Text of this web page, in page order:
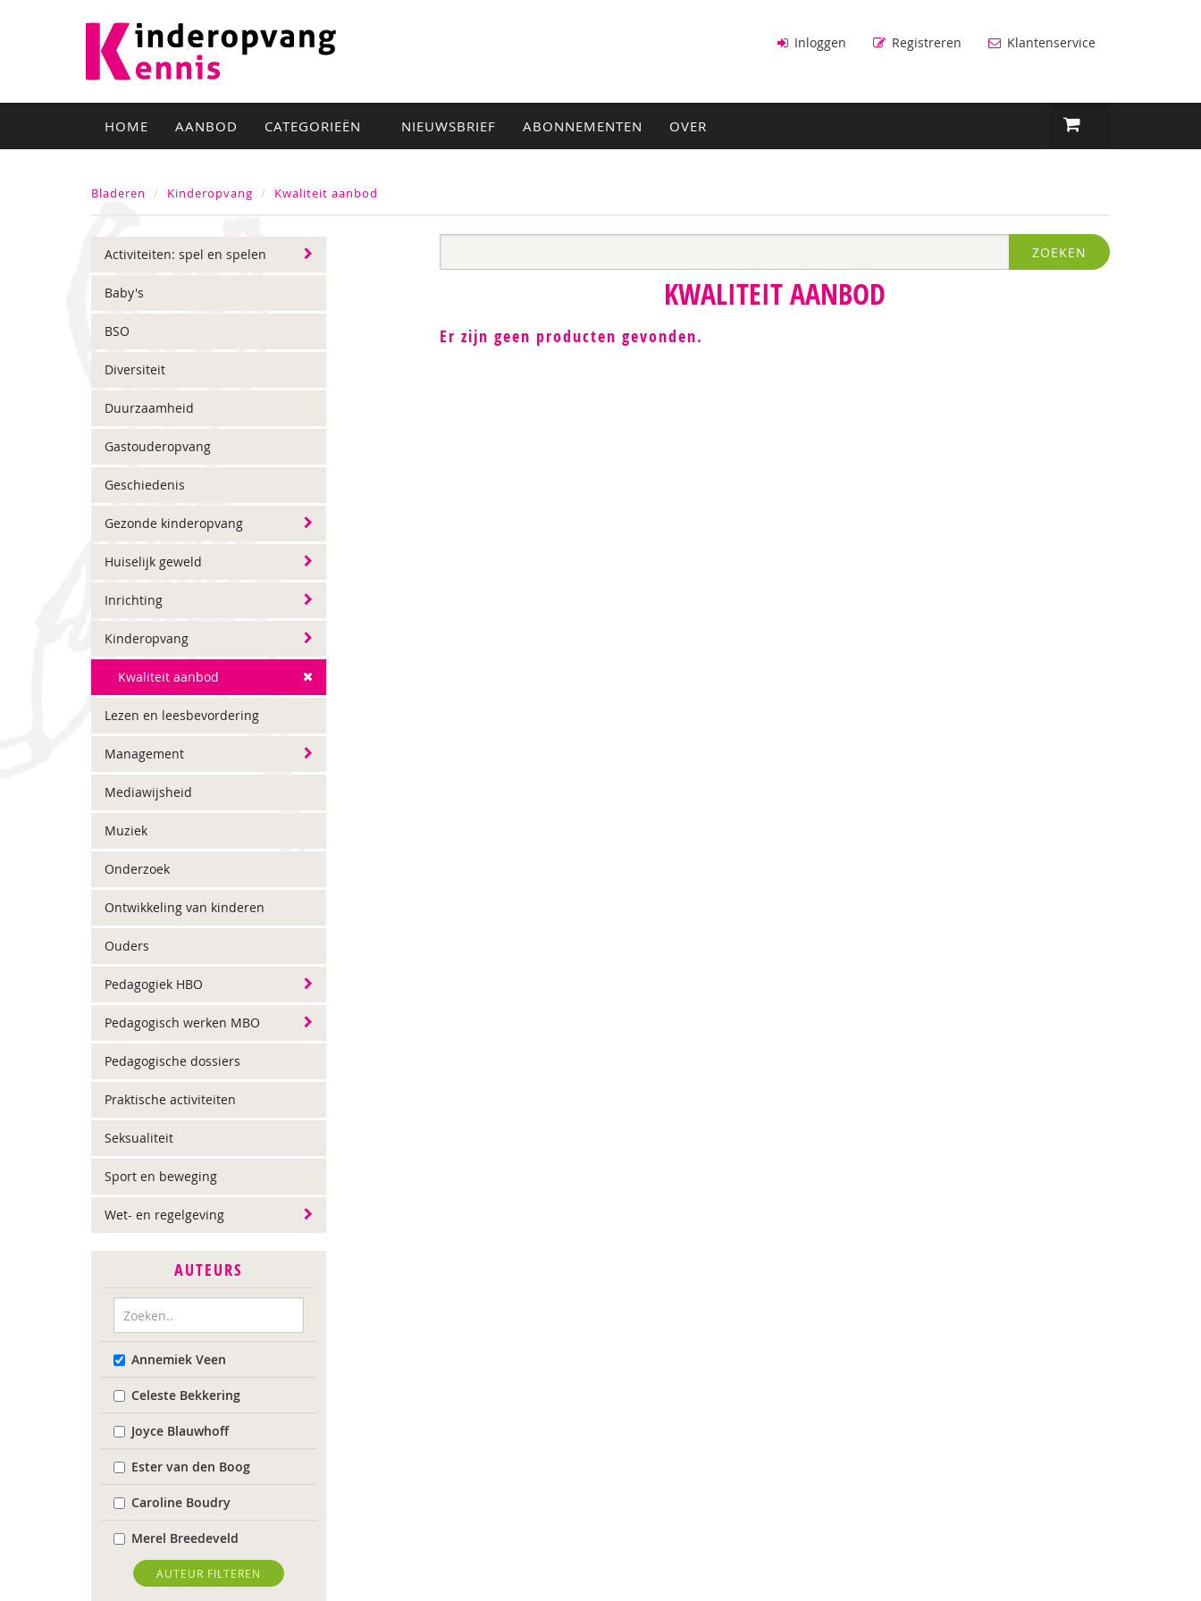
Inloggen Registreren Klantenservice
HOME AANBOD CATEGORIEËN NIEUWSBRIEF ABONNEMENTEN OVER
Bladeren Kinderopvang Kwaliteit aanbod
Activiteiten: spel en spelen
Baby's
BSO
Diversiteit
Duurzaamheid
Gastouderopvang
Geschiedenis
Gezonde kinderopvang
Huiselijk geweld
Inrichting
Kinderopvang
Kwaliteit aanbod
Lezen en leesbevordering
Management
Mediawijsheid
Muziek
Onderzoek
Ontwikkeling van kinderen
Ouders
Pedagogiek HBO
Pedagogisch werken MBO
Pedagogische dossiers
Praktische activiteiten
Seksualiteit
Sport en beweging
Wet- en regelgeving
AUTEURS
Annemiek Veen
Celeste Bekkering
Joyce Blauwhoff
Ester van den Boog
Caroline Boudry
Merel Breedeveld
Marion Breg
AUTEUR FILTEREN
ZOEKEN
KWALITEIT AANBOD
Er zijn geen producten gevonden.